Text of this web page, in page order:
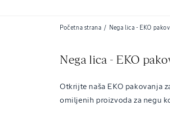
Početna strana / Nega lica - EKO
C
l
l
Nega lica - EKO
Otkrijte naša EKO pakovanja
omiljenih proizvoda za negu